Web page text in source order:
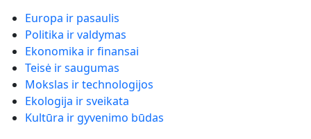
Europa ir pasaulis
Politika ir valdymas
Ekonomika ir finansai
Teisė ir saugumas
Mokslas ir technologijos
Ekologija ir sveikata
Kultūra ir gyvenimo būdas